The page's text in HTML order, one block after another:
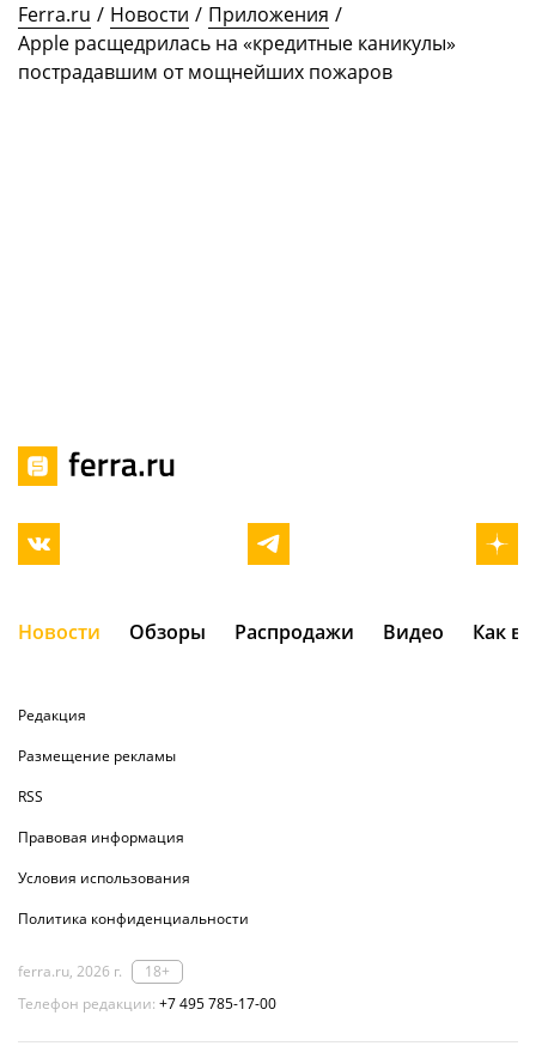
Ferra.ru / Новости / Приложения /
Apple расщедрилась на «кредитные каникулы»
пострадавшим от мощнейших пожаров
Новости Обзоры Распродажи Видео Как
Редакция
Размещение рекламы
RSS
Правовая информация
Условия использования
Политика конфиденциальности
ferra.ru, 2026 г.
18+
Телефон редакции: +7 495 785-17-00